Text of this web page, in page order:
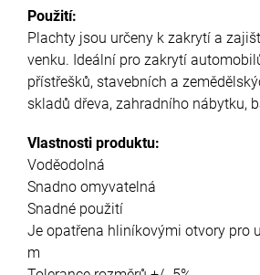
Použití:
Plachty jsou určeny k zakrytí a
venku. Ideální pro zakrytí
přístřešků, stavebních a
skladů dřeva, zahradního nábytku,
Vlastnosti produktu:
Voděodolná
Snadno omyvatelná
Snadné použití
Je opatřena hliníkovými otvory pro
m